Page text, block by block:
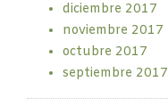
diciembre 2017
noviembre 2017
octubre 2017
septiembre 2017